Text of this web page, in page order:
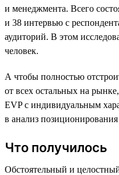
и менеджмента. Всего
и 38 интервью с
аудиторий. В этом
человек.
А чтобы полностью
от всех остальных на
EVP с индивидуальным
в анализ
Что получилось
Обстоятельный и